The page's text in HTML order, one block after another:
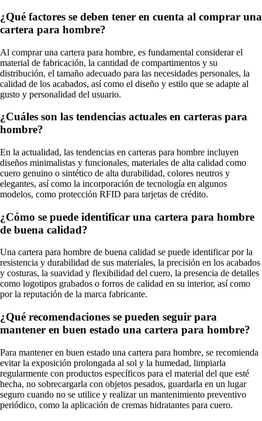
¿Qué factores se deben tener en cuenta al comprar una
cartera para hombre?
Al comprar una cartera para hombre, es fundamental considerar el
material de fabricación, la cantidad de compartimentos y su
distribución, el tamaño adecuado para las necesidades personales, la
calidad de los acabados, así como el diseño y estilo que se adapte al
gusto y personalidad del usuario.
¿Cuáles son las tendencias actuales en carteras para
hombre?
En la actualidad, las tendencias en carteras para hombre incluyen
diseños minimalistas y funcionales, materiales de alta calidad como
cuero genuino o sintético de alta durabilidad, colores neutros y
elegantes, así como la incorporación de tecnología en algunos
modelos, como protección RFID para tarjetas de crédito.
¿Cómo se puede identificar una cartera para hombre
de buena calidad?
Una cartera para hombre de buena calidad se puede identificar por la
resistencia y durabilidad de sus materiales, la precisión en los acabados
y costuras, la suavidad y flexibilidad del cuero, la presencia de detalles
como logotipos grabados o forros de calidad en su interior, así como
por la reputación de la marca fabricante.
¿Qué recomendaciones se pueden seguir para
mantener en buen estado una cartera para hombre?
Para mantener en buen estado una cartera para hombre, se recomienda
evitar la exposición prolongada al sol y la humedad, limpiarla
regularmente con productos específicos para el material del que esté
hecha, no sobrecargarla con objetos pesados, guardarla en un lugar
seguro cuando no se utilice y realizar un mantenimiento preventivo
periódico, como la aplicación de cremas hidratantes para cuero.